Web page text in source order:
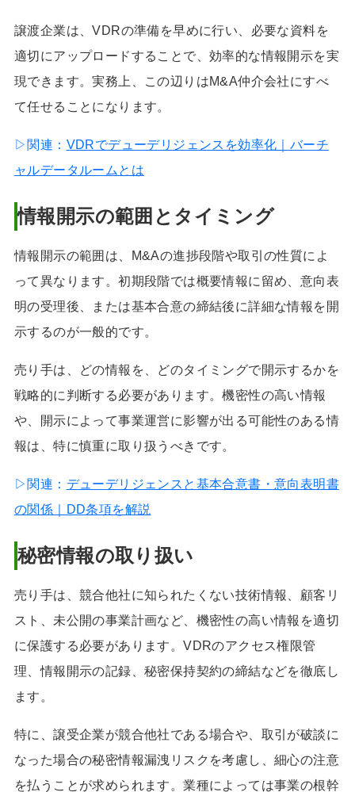
譲渡企業は、VDRの準備を早めに行い、必要な資料を
適切にアップロードすることで、効率的な情報開示を実
現できます。実務上、この辺りはM&A仲介会社にすべ
て任せることになります。
▷関連： VDRでデューデリジェンスを効率化｜バーチ
ャルデータルームとは
情報開示の範囲とタイミング
情報開示の範囲は、M&Aの進捗段階や取引の性質によ
って異なります。初期段階では概要情報に留め、意向表
明の受理後、または基本合意の締結後に詳細な情報を開
示するのが一般的です。
売り手は、どの情報を、どのタイミングで開示するかを
戦略的に判断する必要があります。機密性の高い情報
や、開示によって事業運営に影響が出る可能性のある情
報は、特に慎重に取り扱うべきです。
▷関連： デューデリジェンスと基本合意書・意向表明書
の関係｜DD条項を解説
秘密情報の取り扱い
売り手は、競合他社に知られたくない技術情報、顧客リ
スト、未公開の事業計画など、機密性の高い情報を適切
に保護する必要があります。VDRのアクセス権限管
理、情報開示の記録、秘密保持契約の締結などを徹底し
ます。
特に、譲受企業が競合他社である場合や、取引が破談に
なった場合の秘密情報漏洩リスクを考慮し、細心の注意
を払うことが求められます。業種によっては事業の根幹